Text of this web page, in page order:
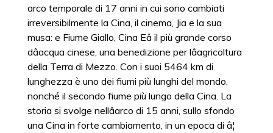
arco temporale di 17 anni in cui sono cambiati
irreversibilmente la Cina, il cinema, Jia e la sua
musa: e Fiume Giallo, Cina Eâ il più grande corso
dâacqua cinese, una benedizione per lâagricoltura
della Terra di Mezzo. Con i suoi 5464 km di
lunghezza è uno dei fiumi più lunghi del mondo,
nonché il secondo fiume più lungo della Cina. La
storia si svolge nellâarco di 15 anni, sullo sfondo
una Cina in forte cambiamento, in un epoca di â¦